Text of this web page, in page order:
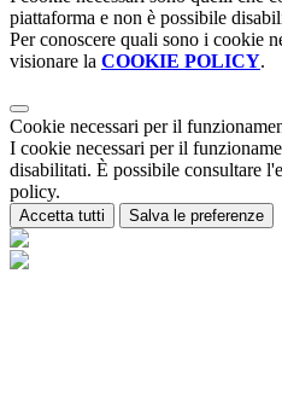
piattaforma e non è possibile
Per conoscere quali sono i cookie
visionare la COOKIE POLICY.
Cookie necessari per il
I cookie necessari per il
disabilitati. È possibile consultare
policy.
Accetta tutti Salva le preferenze